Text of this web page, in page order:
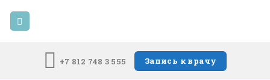
+7 812 748 3 555 Запись к врачу